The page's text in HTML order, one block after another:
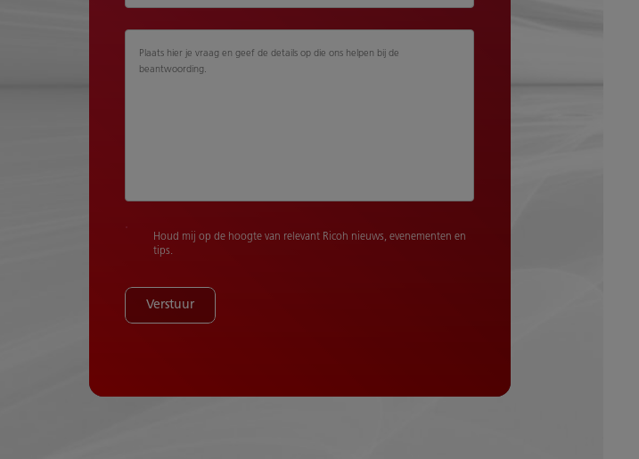
Plaats hier je vraag en geef de details op die ons helpen bij de
beantwoording.
Houd mij op de hoogte van relevant Ricoh nieuws, evenementen en
tips.
Verstuur